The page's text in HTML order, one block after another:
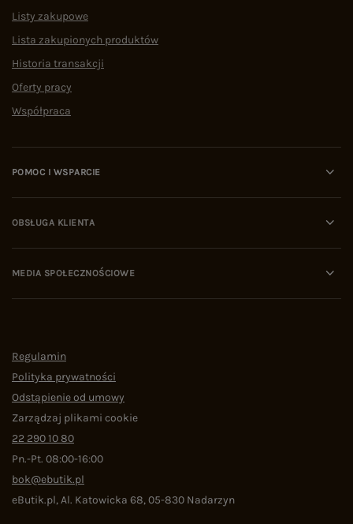
Listy zakupowe
Lista zakupionych produktów
Historia transakcji
Oferty pracy
Współpraca
POMOC I WSPARCIE
OBSŁUGA KLIENTA
MEDIA SPOŁECZNOŚCIOWE
Regulamin
Polityka prywatności
Odstąpienie od umowy
Zarządzaj plikami cookie
22 290 10 80
Pn.-Pt. 08:00-16:00
bok@ebutik.pl
eButik.pl,Al. Katowicka 68,05-830 Nadarzyn